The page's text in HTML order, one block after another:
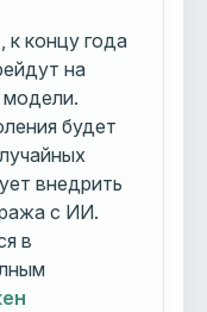
к концу года
на
модели.
будет
внедрить
с ИИ.
в